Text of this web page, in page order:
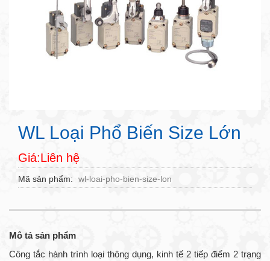
WL Loại Phổ Biến Size Lớn
Giá:Liên hệ
Mã sản phẩm wl-loai-pho-bien-size-lon
Mô tả sản phẩm
Công tắc hành trình loại thông dụng, kinh tế 2 tiếp điểm 2 trạng